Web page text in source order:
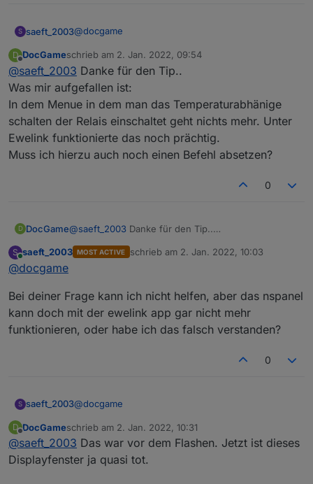
S saeft_2003@docgame
Ja bei mir war das auch so mit den 5 Grad.
Probiere mal die Parameter die kommen bei mir
ganz gut hin
{"AdcParam1":[2,28000,18000,13950]}
Noch ein Tipp mit nspdim 0 und 1 kannst du
steuern ob das Display nur gedimmt wird oder
ganz ausgeschalten wird. Tagsüber wird es bei mir
gedimmt und Nachts oder bei Abwesenheit ist es
D
Offline
DocGameschrieb am 2. Jan. 2022, 09:54
zuletzt editiert von
@saeft_2003 Danke für den Tip..
Was mir aufgefallen ist:
In dem Menue in dem man das Temperaturabhänige
schalten der Relais einschaltet geht nichts mehr. Unter
Ewelink funktionierte das noch prächtig.
Muss ich hierzu auch noch einen Befehl absetzen?
0
D DocGame@saeft_2003 Danke für den Tip..
In dem Menue in dem man das Temperaturabhänige
Muss ich hierzu auch noch einen Befehl absetzen?
S
Online
saeft_2003 MOST ACTIVE schrieb am 2. Jan. 2022, 10:03
zuletzt editiert von
@docgame
Bei deiner Frage kann ich nicht helfen, aber das nspanel
kann doch mit der ewelink app gar nicht mehr
funktionieren, oder habe ich das falsch verstanden?
0
S saeft_2003@docgame
Bei deiner Frage kann ich nicht helfen, aber das
nspanel kann doch mit der ewelink app gar nicht
mehr funktionieren, oder habe ich das falsch
D
Offline
DocGameschrieb am 2. Jan. 2022, 10:31
zuletzt editiert von
@saeft_2003 Das war vor dem Flashen. Jetzt ist dieses
Displayfenster ja quasi tot.